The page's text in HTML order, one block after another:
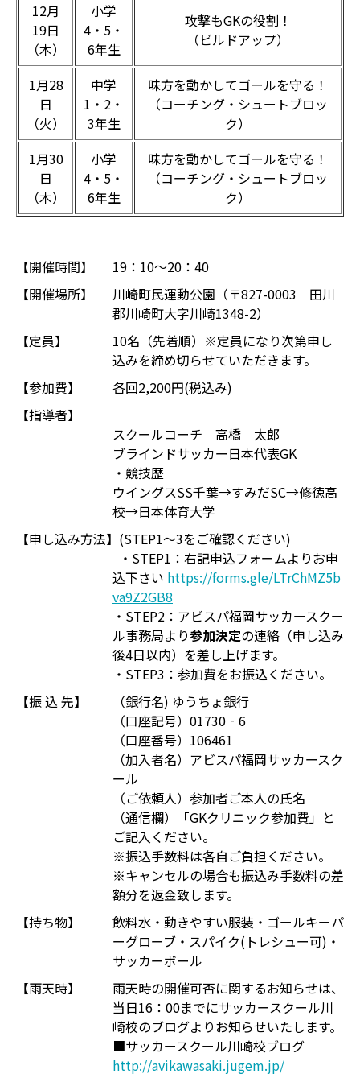
12月
19日
（木）
小学
4・5・
6年生
攻撃もGKの役割！
（ビルドアップ）
1月28
日
（火）
中学
1・2・
3年生
味方を動かしてゴールを守る！
（コーチング・シュートブロッ
ク）
1月30
日
（木）
小学
4・5・
6年生
味方を動かしてゴールを守る！
（コーチング・シュートブロッ
ク）
【開催時間】
19：10～20：40
【開催場所】
川崎町民運動公園（〒827-0003 田川
郡川崎町大字川崎1348-2）
【定員】
10名（先着順）※定員になり次第申し
込みを締め切らせていただきます。
【参加費】
各回2,200円(税込み)
【指導者】
スクールコーチ 高橋 太郎
ブラインドサッカー日本代表GK
・競技歴
ウイングスSS千葉→すみだSC→修徳高
校→日本体育大学
【申し込み方法】 (STEP1～3をご確認ください)
・STEP1：右記申込フォームよりお申
込下さい https://forms.gle/LTrChMZ5b
va9Z2GB8
・STEP2：アビスパ福岡サッカースクー
ル事務局より参加決定の連絡（申し込み
後4日以内）を差し上げます。
・STEP3：参加費をお振込ください。
【振 込 先】
（銀行名) ゆうちょ銀行
（口座記号）01730‐6
（口座番号）106461
（加入者名）アビスパ福岡サッカースク
ール
（ご依頼人）参加者ご本人の氏名
（通信欄）「GKクリニック参加費」と
ご記入ください。
※振込手数料は各自ご負担ください。
※キャンセルの場合も振込み手数料の差
額分を返金致します。
【持ち物】
飲料水・動きやすい服装・ゴールキーパ
ーグローブ・スパイク(トレシュー可)・
サッカーボール
【雨天時】
雨天時の開催可否に関するお知らせは、
当日16：00までにサッカースクール川
崎校のブログよりお知らせいたします。
■サッカースクール川崎校ブログ
http://avikawasaki.jugem.jp/